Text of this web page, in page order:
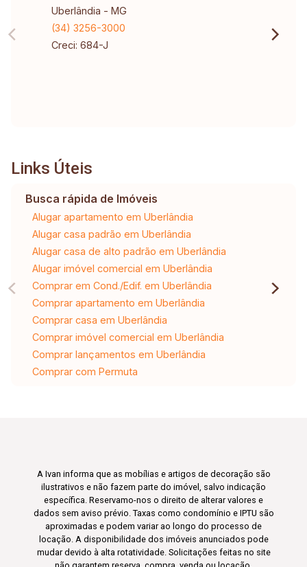
Uberlândia - MG
(34) 3256-3000
Creci: 684-J
Links Úteis
Busca rápida de Imóveis
Alugar apartamento em Uberlândia
Alugar casa padrão em Uberlândia
Alugar casa de alto padrão em Uberlândia
Alugar imóvel comercial em Uberlândia
Comprar em Cond./Edif. em Uberlândia
Comprar apartamento em Uberlândia
Comprar casa em Uberlândia
Comprar imóvel comercial em Uberlândia
Comprar lançamentos em Uberlândia
Comprar com Permuta
A Ivan informa que as mobílias e artigos de decoração são
ilustrativos e não fazem parte do imóvel, salvo indicação
específica. Reservamo-nos o direito de alterar valores e
dados sem aviso prévio. Taxas como condomínio e IPTU são
aproximadas e podem variar ao longo do processo de
locação. A disponibilidade dos imóveis anunciados pode
mudar devido à alta rotatividade. Solicitações feitas no site